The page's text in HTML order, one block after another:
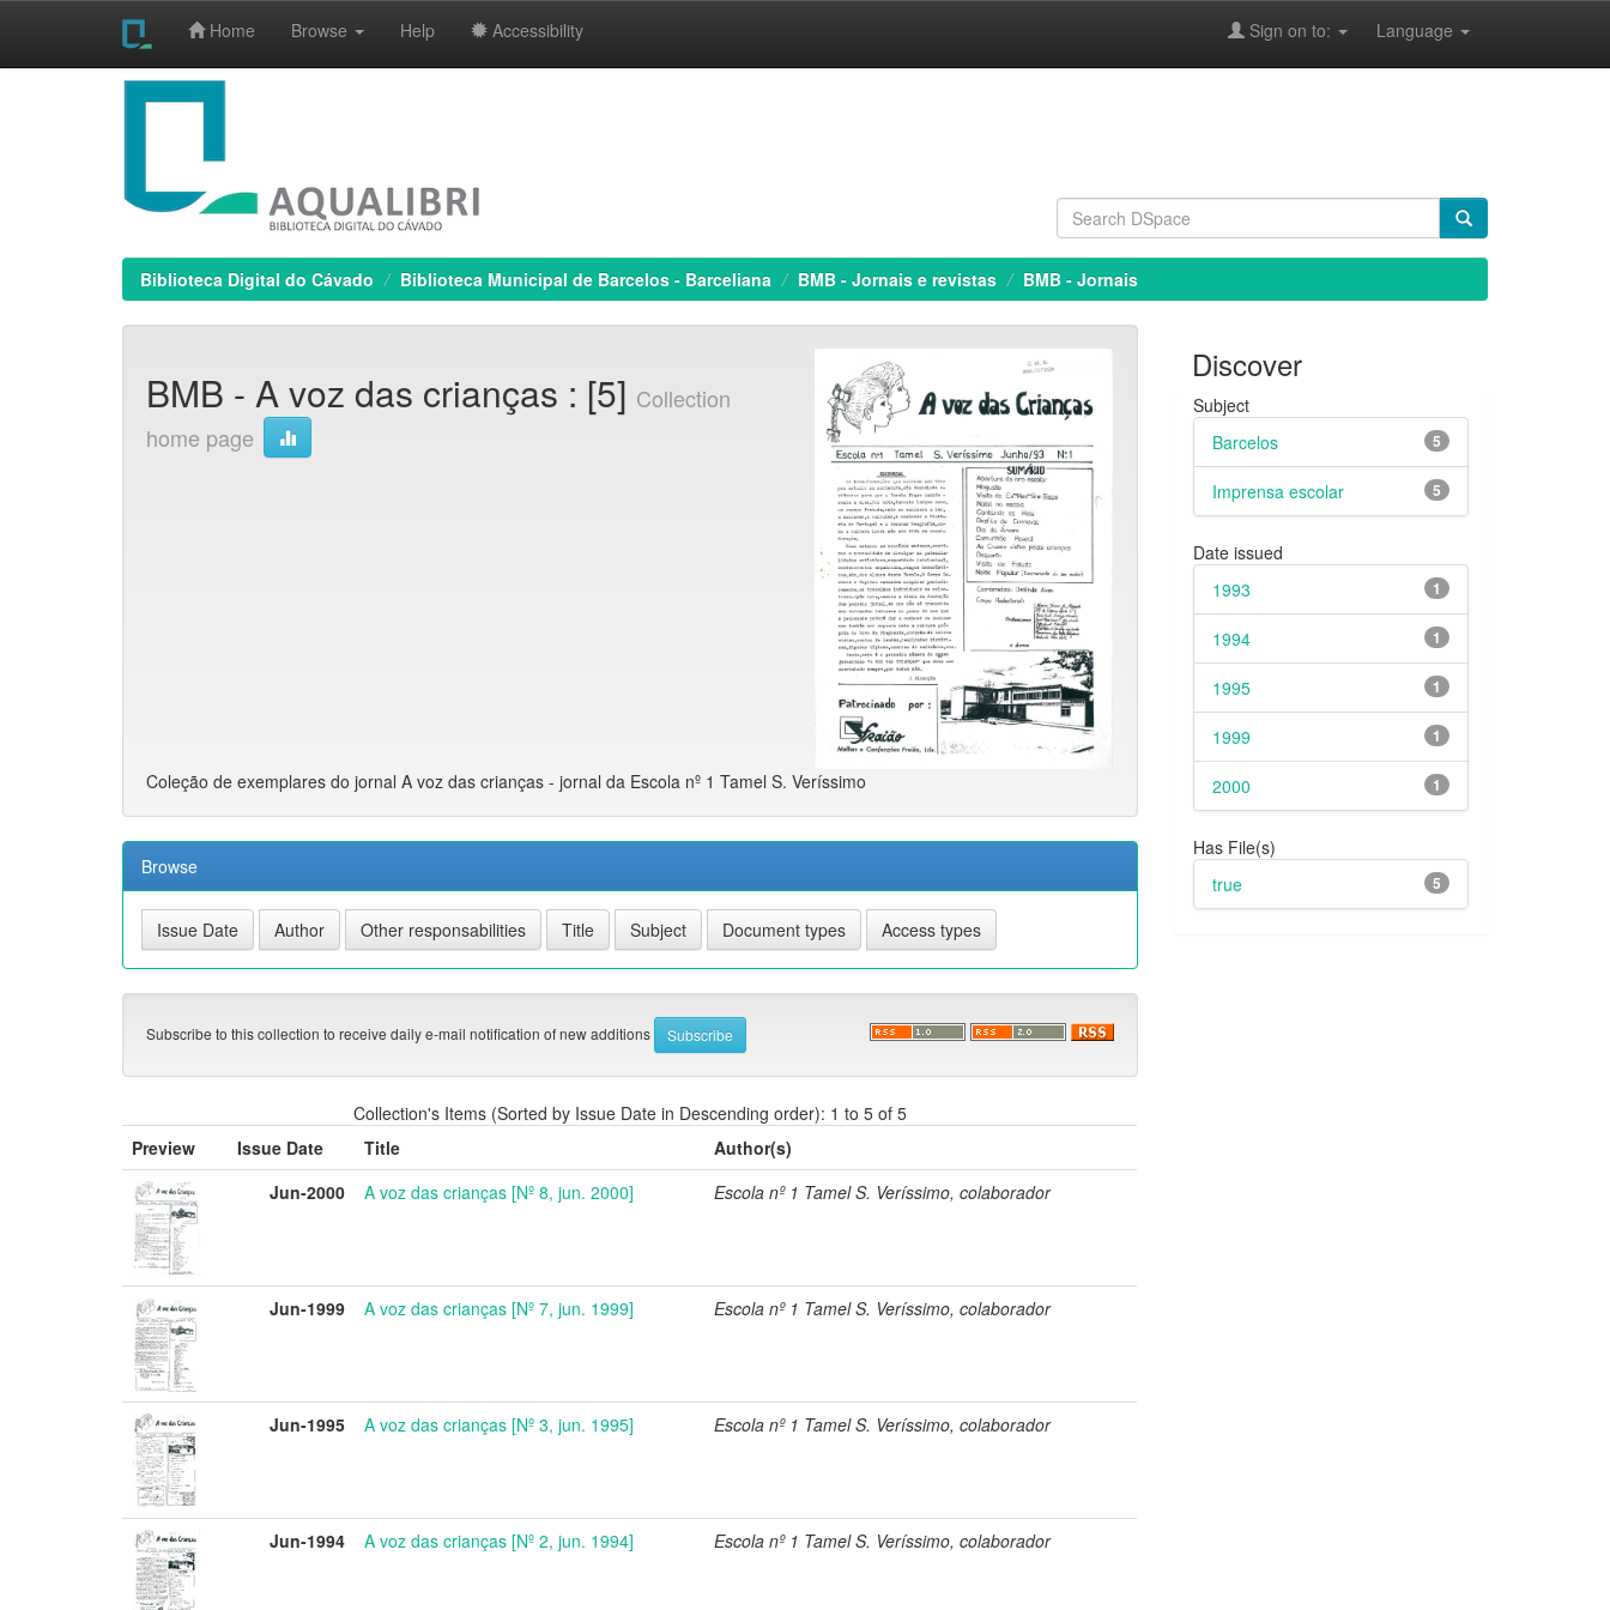
Home Browse Help Accessibility Language
Sign on to:
Biblioteca Digital do Cávado Biblioteca Municipal de Barcelos - Barceliana BMB - Jornais e revistas BMB - Jornais
BMB - A voz das crianças : [5] Collection
home page
Coleção de exemplares do jornal A voz das crianças - jornal da Escola nº 1 Tamel S. Veríssimo
Browse
Subscribe to this collection to receive daily e-mail notification of new additions
Collection's Items (Sorted by Issue Date in Descending order): 1 to 5 of 5
Preview
Issue Date Title
Author(s)
Jun-2000
A voz das crianças [Nº 8, jun. 2000] Escola nº 1 Tamel S. Veríssimo, colaborador
Jun-1999 A voz das crianças [Nº 7, jun. 1999] Escola nº 1 Tamel S. Veríssimo, colaborador
Jun-1995 A voz das crianças [Nº 3, jun. 1995] Escola nº 1 Tamel S. Veríssimo, colaborador
Jun-1994 A voz das crianças [Nº 2, jun. 1994] Escola nº 1 Tamel S. Veríssimo, colaborador
Discover
Subject
5
Barcelos
5
Imprensa escolar
Date issued
1
1993
1
1994
1
1995
1
1999
1
2000
Has File(s)
5
true